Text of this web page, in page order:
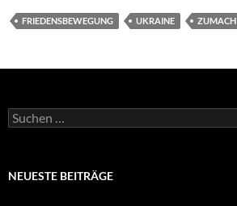
FRIEDENSBEWEGUNG UKRAINE ZUMACH
Suchen
nach:
NEUESTE BEITRÄGE